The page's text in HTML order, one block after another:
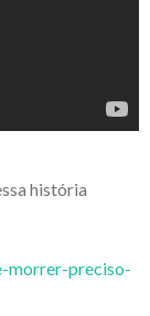
história
morrer-preciso-